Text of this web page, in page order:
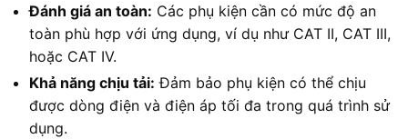
Đánh giá an toàn: Các phụ kiện cần có mức độ an
toàn phù hợp với ứng dụng, ví dụ như CAT II, CAT III,
hoặc CAT IV.
Khả năng chịu tải: Đảm bảo phụ kiện có thể chịu
được dòng điện và điện áp tối đa trong quá trình sử
dụng.